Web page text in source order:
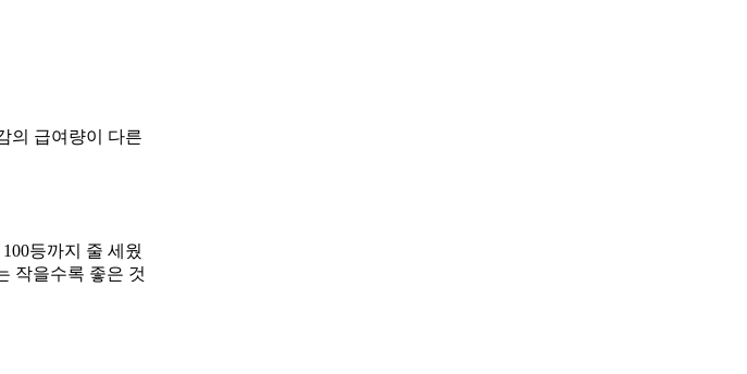
의 급여량이 다른
등까지 줄 세웠
작을수록 좋은 것